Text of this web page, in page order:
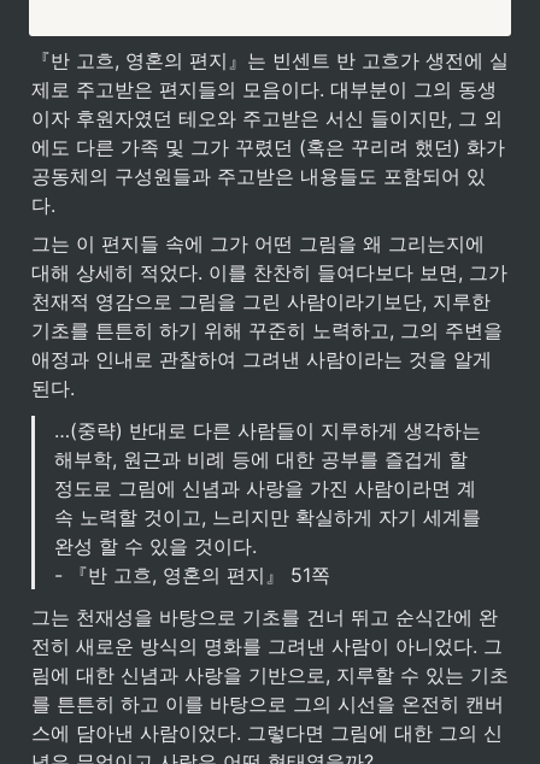
『반 고흐, 영혼의 편지』는 빈센트 반 고흐가 생전에 실
제로 주고받은 편지들의 모음이다. 대부분이 그의 동생
이자 후원자였던 테오와 주고받은 서신 들이지만, 그 외
에도 다른 가족 및 그가 꾸렸던 (혹은 꾸리려 했던) 화가
공동체의 구성원들과 주고받은 내용들도 포함되어 있
다.
그는 이 편지들 속에 그가 어떤 그림을 왜 그리는지에
대해 상세히 적었다. 이를 찬찬히 들여다보다 보면, 그가
천재적 영감으로 그림을 그린 사람이라기보단, 지루한
기초를 튼튼히 하기 위해 꾸준히 노력하고, 그의 주변을
애정과 인내로 관찰하여 그려낸 사람이라는 것을 알게
된다.
…(중략) 반대로 다른 사람들이 지루하게 생각하는
해부학, 원근과 비례 등에 대한 공부를 즐겁게 할
정도로 그림에 신념과 사랑을 가진 사람이라면 계
속 노력할 것이고, 느리지만 확실하게 자기 세계를
완성 할 수 있을 것이다.
- 『반 고흐, 영혼의 편지』 51쪽
그는 천재성을 바탕으로 기초를 건너 뛰고 순식간에 완
전히 새로운 방식의 명화를 그려낸 사람이 아니었다. 그
림에 대한 신념과 사랑을 기반으로, 지루할 수 있는 기초
를 튼튼히 하고 이를 바탕으로 그의 시선을 온전히 캔버
스에 담아낸 사람이었다. 그렇다면 그림에 대한 그의 신